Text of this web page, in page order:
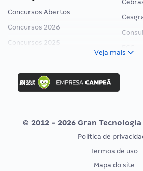
Concursos Abertos
Concursos 2026
Concursos 2025
Concurso Ibama
Concurso MPU
Editais publicados
CONCURSOS POR PROFISSÃO
Veja mais
© 2012 - 2026 Gran Tecnologia
Política de
Termos de uso
Mapa do site